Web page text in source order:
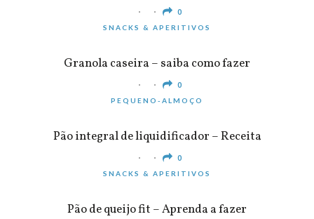
0
SNACKS & APERITIVOS
Granola caseira – saiba como fazer
0
PEQUENO-ALMOÇO
Pão integral de liquidificador – Receita
0
SNACKS & APERITIVOS
Pão de queijo fit – Aprenda a fazer